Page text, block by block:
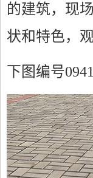
的建筑，现
状和特色，
下图编号